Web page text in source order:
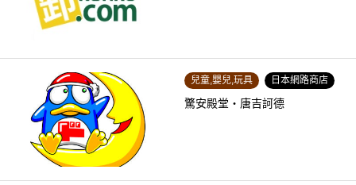
兒童,嬰兒,玩具 日本網路商店
驚安殿堂・唐吉訶德